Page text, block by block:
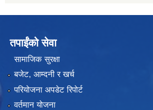
तपाईंको सेवा
सामाजिक सुरक्षा
बजेट, आम्दनी र खर्च
परियोजना अपडेट रिपोर्ट
वर्तमान योजना